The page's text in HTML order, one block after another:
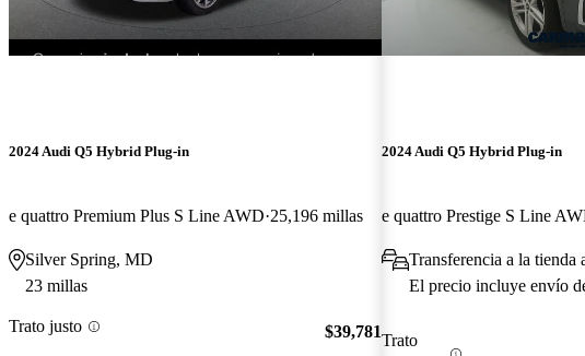
2024 Audi Q5 Hybrid Plug-in
e quattro Premium Plus S Line AWD 25,196 millas
Silver Spring, MD
23 millas
Trato justo $39,781
2024 Audi Q5 Hybrid Plug-in
e quattro Prestige S Line
Transferencia a la
El precio incluye envío
Trato